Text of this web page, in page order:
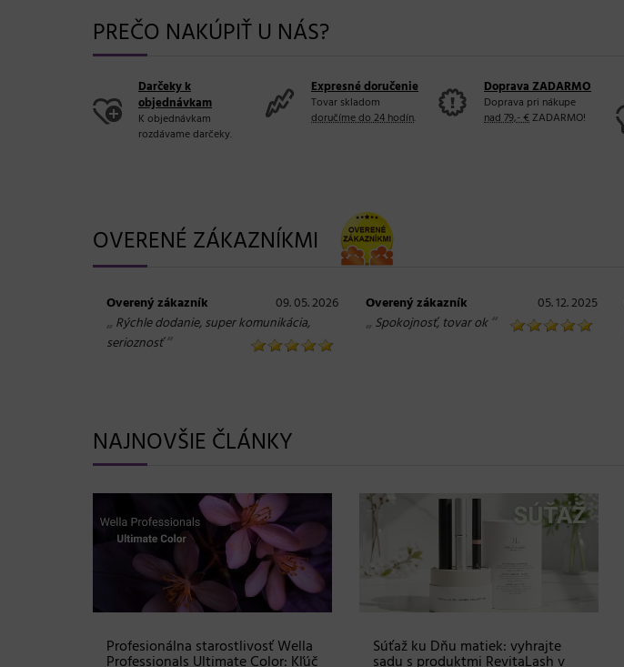
PREČO NAKÚPIŤ U NÁS?
Darčeky k
objednávkam
K objednávkam
rozdávame darčeky.
Expresné doručenie
Tovar skladom
doručíme do 24 hodín.
Doprava ZADARMO
Doprava pri nákupe
nad 79,- €ZADARMO!
OVERENÉ ZÁKAZNÍKMI
Overený zákazník 09. 05. 2026
„ Rýchle dodanie, super komunikácia,
serioznosť“
Overený zákazník 05. 12. 2025
„ Spokojnosť, tovar ok“
NAJNOVŠIE ČLÁNKY
Profesionálna starostlivosť Wella Súťaž ku Dňu matiek: vyhrajte